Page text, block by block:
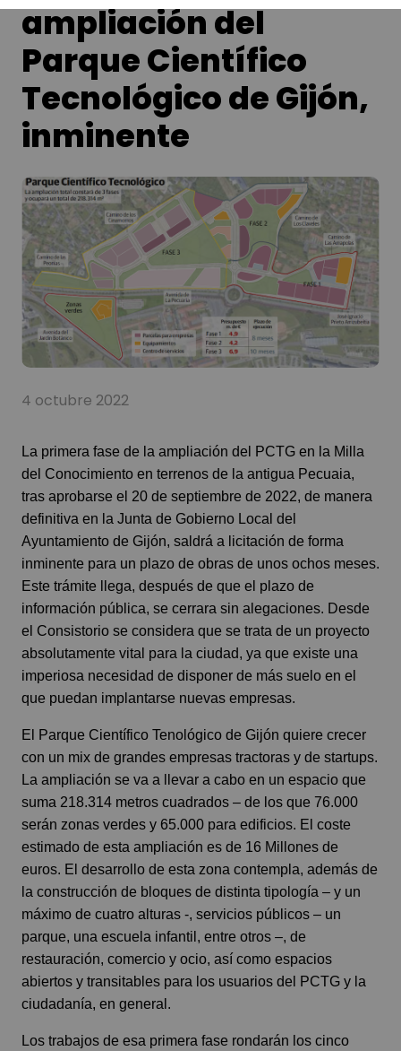
ampliación del
Parque Científico
Tecnológico de Gijón,
inminente
4 octubre 2022
La primera fase de la ampliación del PCTG en la Milla
del Conocimiento en terrenos de la antigua Pecuaia,
tras aprobarse el 20 de septiembre de 2022, de manera
definitiva en la Junta de Gobierno Local del
Ayuntamiento de Gijón, saldrá a licitación de forma
inminente para un plazo de obras de unos ochos meses.
Este trámite llega, después de que el plazo de
información pública, se cerrara sin alegaciones. Desde
el Consistorio se considera que se trata de un proyecto
absolutamente vital para la ciudad, ya que existe una
imperiosa necesidad de disponer de más suelo en el
que puedan implantarse nuevas empresas.
El Parque Científico Tenológico de Gijón quiere crecer
con un mix de grandes empresas tractoras y de startups.
La ampliación se va a llevar a cabo en un espacio que
suma 218.314 metros cuadrados – de los que 76.000
serán zonas verdes y 65.000 para edificios. El coste
estimado de esta ampliación es de 16 Millones de
euros. El desarrollo de esta zona contempla, además de
la construcción de bloques de distinta tipología – y un
máximo de cuatro alturas -, servicios públicos – un
parque, una escuela infantil, entre otros –, de
restauración, comercio y ocio, así como espacios
abiertos y transitables para los usuarios del PCTG y la
ciudadanía, en general.
Los trabajos de esa primera fase rondarán los cinco